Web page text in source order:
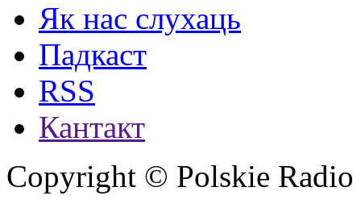
Як нас слухаць
Падкаст
RSS
Кантакт
Copyright © Polskie